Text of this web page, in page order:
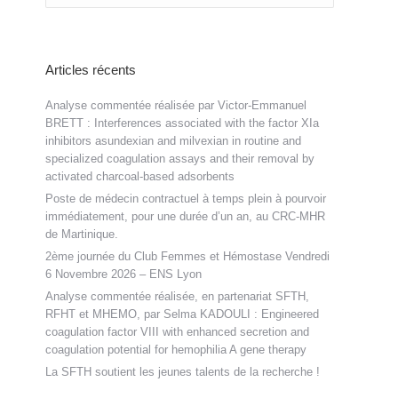
Articles récents
Analyse commentée réalisée par Victor-Emmanuel
BRETT : Interferences associated with the factor XIa
inhibitors asundexian and milvexian in routine and
specialized coagulation assays and their removal by
activated charcoal-based adsorbents
Poste de médecin contractuel à temps plein à pourvoir
immédiatement, pour une durée d’un an, au CRC-MHR
de Martinique.
2ème journée du Club Femmes et Hémostase Vendredi
6 Novembre 2026 – ENS Lyon
Analyse commentée réalisée, en partenariat SFTH,
RFHT et MHEMO, par Selma KADOULI : Engineered
coagulation factor VIII with enhanced secretion and
coagulation potential for hemophilia A gene therapy
La SFTH soutient les jeunes talents de la recherche !